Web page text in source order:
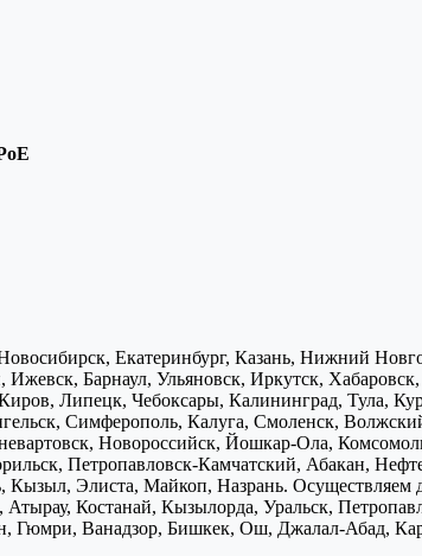
Екатеринбург, Казань, Нижний
Барнаул, Ульяновск, Иркутск,
Липецк, Чебоксары, Калининград, Тула,
Симферополь, Калуга, Смоленск,
Новороссийск, Йошкар-Ола,
Петропавловск-Камчатский, Абакан,
Элиста, Майкоп, Назрань.
Костанай, Кызылорда, Уральск,
Гюмри, Ванадзор, Бишкек, Ош, Джалал-Абад,